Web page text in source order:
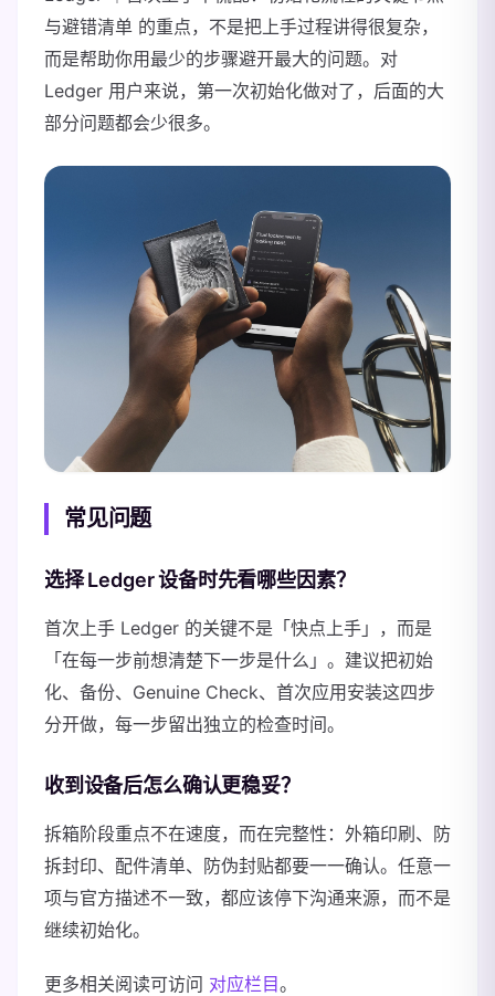
与避错清单 的重点，不是把上手过程讲得很复杂，
而是帮助你用最少的步骤避开最大的问题。对
Ledger 用户来说，第一次初始化做对了，后面的大
部分问题都会少很多。
常见问题
选择 Ledger 设备时先看哪些因素？
首次上手 Ledger 的关键不是「快点上手」，而是
「在每一步前想清楚下一步是什么」。建议把初始
化、备份、Genuine Check、首次应用安装这四步
分开做，每一步留出独立的检查时间。
收到设备后怎么确认更稳妥？
拆箱阶段重点不在速度，而在完整性：外箱印刷、防
拆封印、配件清单、防伪封贴都要一一确认。任意一
项与官方描述不一致，都应该停下沟通来源，而不是
继续初始化。
更多相关阅读可访问 对应栏目。